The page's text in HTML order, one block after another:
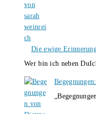
Die ewige
Wer bin ich neben